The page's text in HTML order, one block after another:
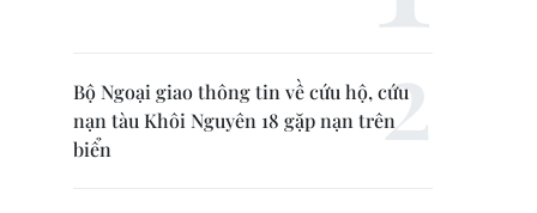
Bộ Ngoại giao thông tin về cứu hộ, cứu
nạn tàu Khôi Nguyên 18 gặp nạn trên
biển